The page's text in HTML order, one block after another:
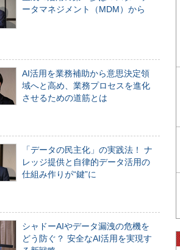
ータマネジメント（MDM）から
AI活用を業務補助から意思決定領
域へと高め、業務プロセスを進化
させるための道筋とは
「データの民主化」の実践法！ ナ
レッジ提供と自律的データ活用の
仕組み作りが“鍵”に
シャドーAIやデータ漏洩の危機を
どう防ぐ？ 安全なAI活用を実現す